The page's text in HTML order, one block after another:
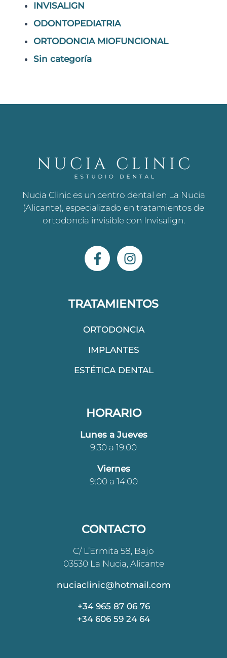
INVISALIGN
ODONTOPEDIATRIA
ORTODONCIA MIOFUNCIONAL
Sin categoría
Nucia Clinic es un centro dental en La Nucia
(Alicante), especializado en tratamientos de
ortodoncia invisible con Invisalign.
F
a
b
o
-
f
I
n
a
r
m
TRATAMIENTOS
ORTODONCIA
IMPLANTES
ESTÉTICA DENTAL
HORARIO
Lunes a Jueves
9:30 a 19:00
Viernes
9:00 a 14:00
CONTACTO
C/ L’Ermita 58, Bajo
03530 La Nucia, Alicante
nuciaclinic@hotmail.com
+34 965 87 06 76
+34 606 59 24 64